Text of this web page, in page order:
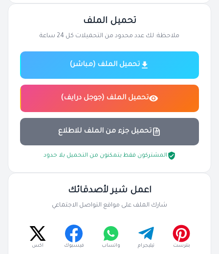
تحميل الملف
ملاحظة: لك عدد محدود من التحميلات كل 24 ساعة
تحميل الملف (مباشر)
تحميل الملف (جوجل درايف)
تحميل جزء من الملف للاطلاع
المشتركون فقط يتمكنون من التحميل بلا حدود
اعمل شير لأصدقائك
شارك الملف على مواقع التواصل الاجتماعي
بنترست تيليجرام واتساب فيسبوك اكس